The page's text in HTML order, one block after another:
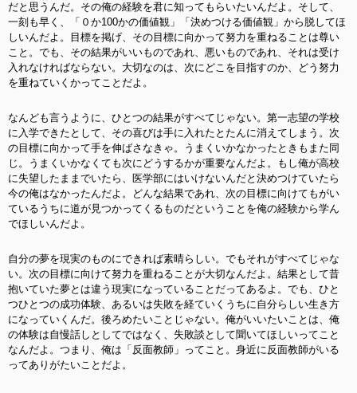
だと思うんだ。その俺の経験を君に知ってもらいたいんだよ。そして、
一刻も早く、「０か100かの価値観」「決めつける価値観」から脱してほ
しいんだよ。目標を掲げ、その目標に向かって努力を重ねることは尊い
こと 。でも、その結果がいいものであれ、悪いものであれ、それは受け
入れなければならない。大切なのは、次にどこを目指すのか、どう努力
を重ねていくかってことだよ。
なんども言うように、ひとつの結果がすべてじゃない。第一志望の学校
に入学できたとして、その喜びは手に入れたとたんに消えてしまう。次
の目標に向かって手を伸ばさなきゃ。うまくいかなかったときもまた同
じ。うまくいかなくても次にどうするかが重要なんだよ。もし俺が高校
に失望したままでいたら、医学部にはいけないんだと決めつけていたら
今の俺はなかったんだよ。どんな結果であれ、次の目標に向けてもがい
ているうちに道が見つかってくるものだということを俺の経験から学ん
でほしいんだよ。
自分の夢を現実のものにできれば素晴らしい。でもそれがすべてじゃな
い。次の目標に向けて努力を重ねることが大切なんだよ。結果として昔
抱いていた夢とは違う現実になっていることだってあるよ。でも、ひと
つひとつの成功体験、あるいは失敗を経ていくうちに自分らしい生き方
になっていくんだ。後ろめたいことじゃない。俺がいいたいことは、俺
の体験は自慢話しとしてではなく、失敗談として聞いてほしいってこと
なんだよ。つまり、俺は「反面教師」ってこと。身近に反面教師がいる
ってありがたいことだよ。